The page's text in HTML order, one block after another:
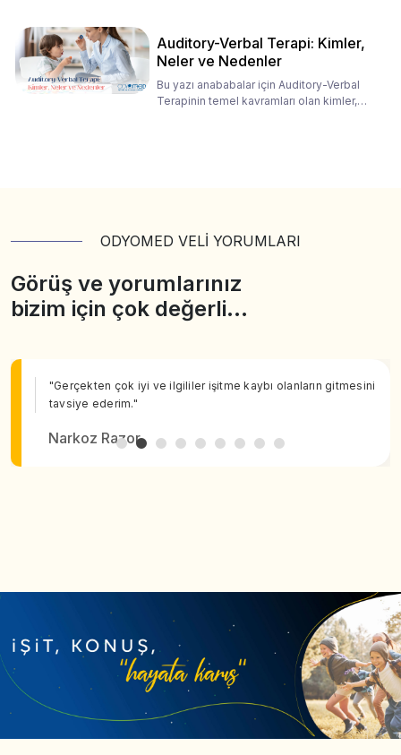
Auditory-Verbal Terapi: Kimler,
Neler ve Nedenler
Bu yazı anababalar için Auditory-Verbal
Terapinin temel kavramları olan kimler,
ODYOMED VELİ YORUMLARI
Görüş ve yorumlarınız
bizim için çok değerli…
"Gerçekten çok iyi ve ilgililer işitme kaybı olanların gitmesini
tavsiye ederim."
Narkoz Razor